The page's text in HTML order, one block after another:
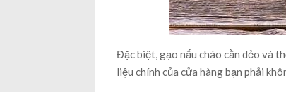
Đặc biệt, gạo nấu cháo cần dẻo và
liệu chính của cửa hàng bạn phải